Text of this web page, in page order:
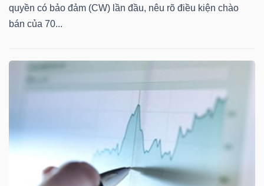
quyền có bảo đảm (CW) lần đầu, nêu rõ điều kiện chào
bán của 70...
CHÍNH
THÔNG